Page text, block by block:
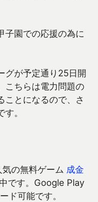
子園での応援の為に
グが予定通り25日開
こちらは電力問題の
ことになるので、さ
。
の無料ゲーム 成金
です。Google Play
ド可能です。